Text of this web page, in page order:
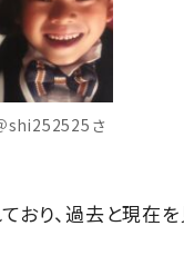
shi252525さ
おり、過去と現在